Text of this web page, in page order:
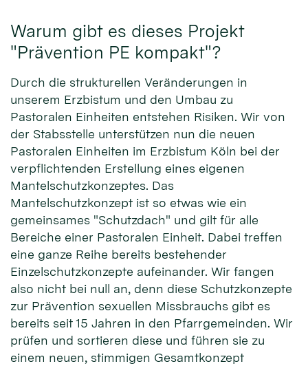
Warum gibt es dieses Projekt
"Prävention PE kompakt"?
Durch die strukturellen Veränderungen in
unserem Erzbistum und den Umbau zu
Pastoralen Einheiten entstehen Risiken. Wir von
der Stabsstelle unterstützen nun die neuen
Pastoralen Einheiten im Erzbistum Köln bei der
verpflichtenden Erstellung eines eigenen
Mantelschutzkonzeptes. Das
Mantelschutzkonzept ist so etwas wie ein
gemeinsames "Schutzdach" und gilt für alle
Bereiche einer Pastoralen Einheit. Dabei treffen
eine ganze Reihe bereits bestehender
Einzelschutzkonzepte aufeinander. Wir fangen
also nicht bei null an, denn diese Schutzkonzepte
zur Prävention sexuellen Missbrauchs gibt es
bereits seit 15 Jahren in den Pfarrgemeinden. Wir
prüfen und sortieren diese und führen sie zu
einem neuen, stimmigen Gesamtkonzept